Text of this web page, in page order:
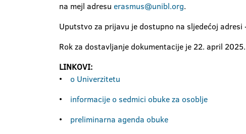
na mejl adresu erasmus@unibl.org.
Uputstvo za prijavu je dostupno na sljedećoj adresi
Rok za dostavljanje dokumentacije je 22. april
LINKOVI:
• o Univerzitetu
• informacije o sedmici obuke za osoblje
• preliminarna agenda obuke